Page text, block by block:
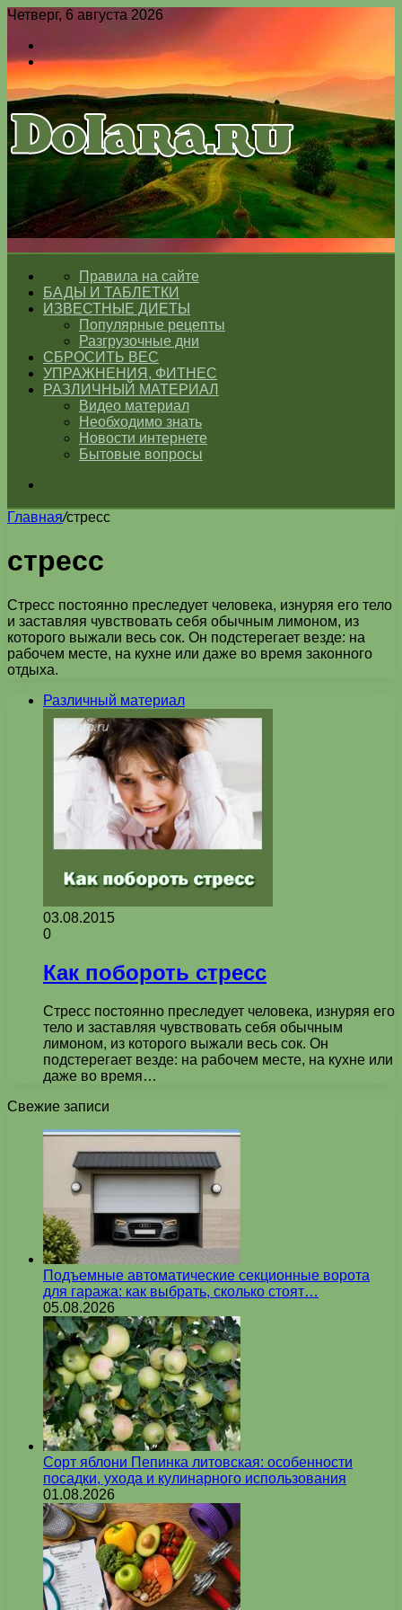
Четверг, 6 августа 2026
Switch
skin
Меню
Switch
ГЛАВНАЯПравила на сайте
БАДЫ И ТАБЛЕТКИ
ИЗВЕСТНЫЕ ДИЕТЫ
Популярные рецепты
Разгрузочные дни
СБРОСИТЬ ВЕС
УПРАЖНЕНИЯ, ФИТНЕС
РАЗЛИЧНЫЙ МАТЕРИАЛ
Видео материал
Необходимо знать
Новости интернете
Бытовые вопросы
Главная/стресс
стресс
Стресс постоянно преследует человека, изнуряя его тело
и заставляя чувствовать себя обычным лимоном, из
которого выжали весь сок. Он подстерегает везде: на
рабочем месте, на кухне или даже во время законного
отдыха.
Различный материал
03.08.2015
0
Как побороть стресс
Стресс постоянно преследует человека, изнуряя его
тело и заставляя чувствовать себя обычным
лимоном, из которого выжали весь сок. Он
подстерегает везде: на рабочем месте, на кухне или
даже во время…
Свежие записи
Подъемные автоматические секционные ворота
для гаража: как выбрать, сколько стоят…
05.08.2026
Сорт яблони Пепинка литовская: особенности
посадки, ухода и кулинарного использования
01.08.2026